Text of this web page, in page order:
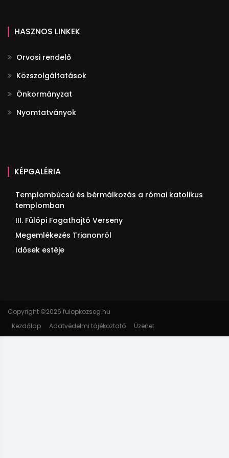
HASZNOS LINKEK
Orvosi rendelő
Közszolgáltatások
Önkormányzat
Nyomtatványok
KÉPGALÉRIA
Templombúcsú és bérmálkozás a római katolikus
templomban
III. Fülöpi Fogathajtó Verseny
Megemlékezés Trianonról
Idősek estéje
Copyright ©2026 fulopkozseg.hu
Kezdőlap
Adatvédelmi tájékoztató Üzenet